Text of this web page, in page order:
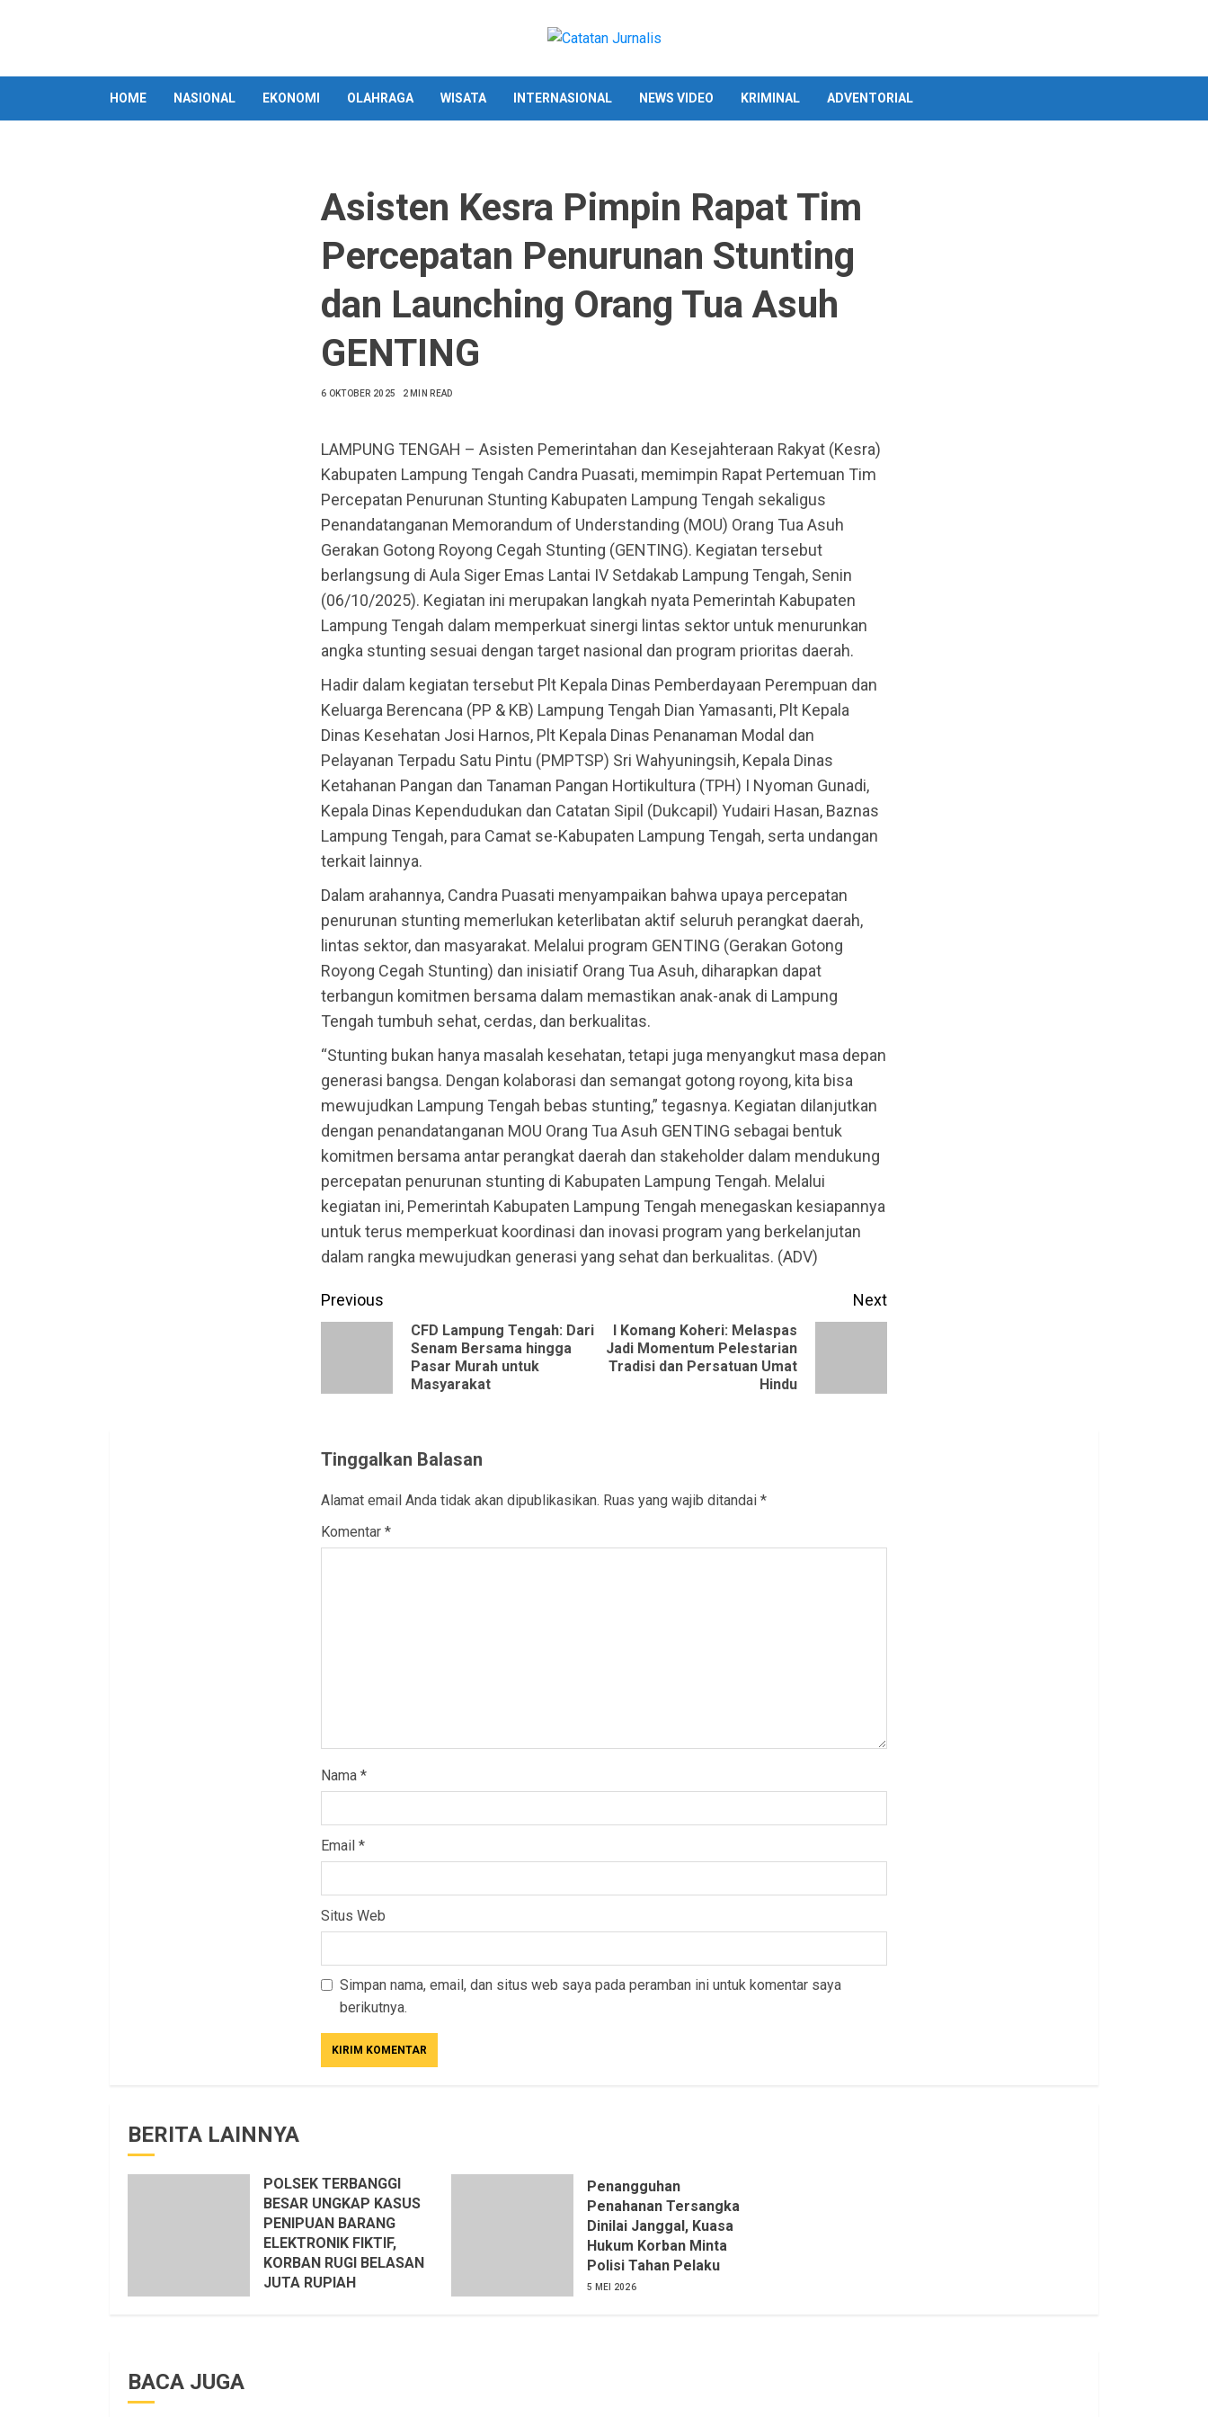
HOME NASIONAL EKONOMI OLAHRAGA WISATA INTERNASIONAL NEWS VIDEO KRIMINAL ADVENTORIAL
Asisten Kesra Pimpin Rapat Tim
Percepatan Penurunan Stunting
dan Launching Orang Tua Asuh
GENTING
6 OKTOBER 2025 2 MIN READ
LAMPUNG TENGAH – Asisten Pemerintahan dan Kesejahteraan Rakyat (Kesra)
Kabupaten Lampung Tengah Candra Puasati, memimpin Rapat Pertemuan Tim
Percepatan Penurunan Stunting Kabupaten Lampung Tengah sekaligus
Penandatanganan Memorandum of Understanding (MOU) Orang Tua Asuh
Gerakan Gotong Royong Cegah Stunting (GENTING). Kegiatan tersebut
berlangsung di Aula Siger Emas Lantai IV Setdakab Lampung Tengah, Senin
(06/10/2025). Kegiatan ini merupakan langkah nyata Pemerintah Kabupaten
Lampung Tengah dalam memperkuat sinergi lintas sektor untuk menurunkan
angka stunting sesuai dengan target nasional dan program prioritas daerah.
Hadir dalam kegiatan tersebut Plt Kepala Dinas Pemberdayaan Perempuan dan
Keluarga Berencana (PP & KB) Lampung Tengah Dian Yamasanti, Plt Kepala
Dinas Kesehatan Josi Harnos, Plt Kepala Dinas Penanaman Modal dan
Pelayanan Terpadu Satu Pintu (PMPTSP) Sri Wahyuningsih, Kepala Dinas
Ketahanan Pangan dan Tanaman Pangan Hortikultura (TPH) I Nyoman Gunadi,
Kepala Dinas Kependudukan dan Catatan Sipil (Dukcapil) Yudairi Hasan, Baznas
Lampung Tengah, para Camat se-Kabupaten Lampung Tengah, serta undangan
terkait lainnya.
Dalam arahannya, Candra Puasati menyampaikan bahwa upaya percepatan
penurunan stunting memerlukan keterlibatan aktif seluruh perangkat daerah,
lintas sektor, dan masyarakat. Melalui program GENTING (Gerakan Gotong
Royong Cegah Stunting) dan inisiatif Orang Tua Asuh, diharapkan dapat
terbangun komitmen bersama dalam memastikan anak-anak di Lampung
Tengah tumbuh sehat, cerdas, dan berkualitas.
“Stunting bukan hanya masalah kesehatan, tetapi juga menyangkut masa depan
generasi bangsa. Dengan kolaborasi dan semangat gotong royong, kita bisa
mewujudkan Lampung Tengah bebas stunting,” tegasnya. Kegiatan dilanjutkan
dengan penandatanganan MOU Orang Tua Asuh GENTING sebagai bentuk
komitmen bersama antar perangkat daerah dan stakeholder dalam mendukung
percepatan penurunan stunting di Kabupaten Lampung Tengah. Melalui
kegiatan ini, Pemerintah Kabupaten Lampung Tengah menegaskan kesiapannya
untuk terus memperkuat koordinasi dan inovasi program yang berkelanjutan
dalam rangka mewujudkan generasi yang sehat dan berkualitas. (ADV)
Continue
Previous
Previous
post:
CFD Lampung Tengah: Dari
Senam Bersama hingga
Pasar Murah untuk
Masyarakat
Next
Next
post:
I Komang Koheri: Melaspas
Jadi Momentum Pelestarian
Tradisi dan Persatuan Umat
Hindu
Tinggalkan Balasan
Alamat email Anda tidak akan dipublikasikan. Ruas yang wajib ditandai *
Komentar *
Nama *
Email *
Situs Web
Simpan nama, email, dan situs web saya pada peramban ini untuk komentar saya
berikutnya.
BERITA LAINNYA
POLSEK TERBANGGI
BESAR UNGKAP KASUS
PENIPUAN BARANG
ELEKTRONIK FIKTIF,
KORBAN RUGI BELASAN
JUTA RUPIAH
Penangguhan
Penahanan Tersangka
Dinilai Janggal, Kuasa
Hukum Korban Minta
Polisi Tahan Pelaku
5 MEI 2026
BACA JUGA